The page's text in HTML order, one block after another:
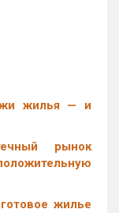
жилья — и
рынок
жилье